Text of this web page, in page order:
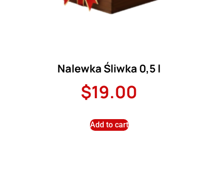
Nalewka Śliwka 0,5 l
$19.00
Add to cart